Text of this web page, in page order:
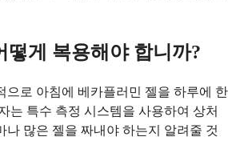
떻게 복용해야 합니까?
으로 아침에 베카플러민 젤을 하루에 한
는 특수 측정 시스템을 사용하여 상처
나 많은 젤을 짜내야 하는지 알려줄 것